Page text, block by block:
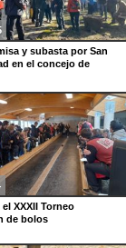
y subasta por San
en el concejo de
XXXII Torneo
de bolos